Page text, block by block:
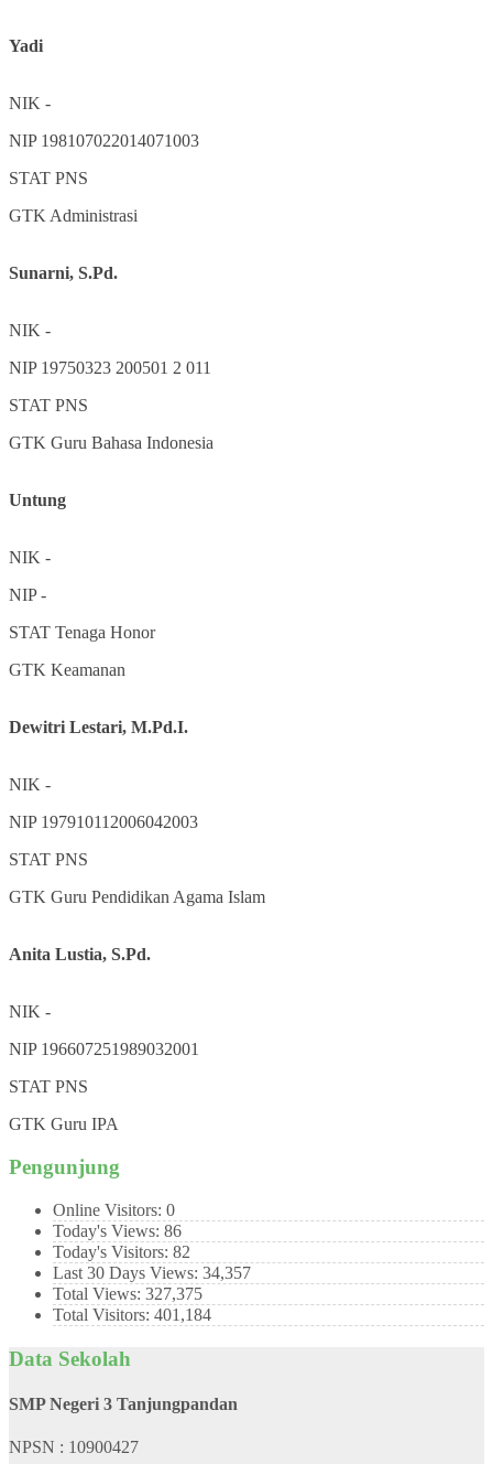
Yadi
NIK -
NIP 198107022014071003
STAT PNS
GTKAdministrasi
Sunarni, S.Pd.
NIK -
NIP 19750323 200501 2 011
STAT PNS
GTK Guru Bahasa Indonesia
Untung
NIK -
NIP-
STAT Tenaga Honor
GTK Keamanan
Dewitri Lestari, M.Pd.I.
NIK -
NIP 197910112006042003
STAT PNS
GTK Guru Pendidikan Agama Islam
Anita Lustia, S.Pd.
NIK -
NIP 196607251989032001
STAT PNS
GTK Guru IPA
Pengunjung
Online Visitors: 0
Today's Views: 86
Today's Visitors: 82
Last 30 Days Views: 34,357
Total Views: 327,375
Total Visitors: 401,184
Data Sekolah
SMP Negeri 3 Tanjungpandan
NPSN : 10900427